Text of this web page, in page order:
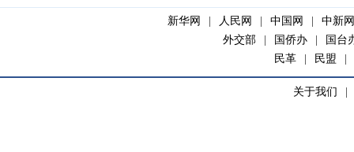
新华网 人民网 中国网
中新网
外交部
国侨办
国台
民革
民盟
关于我们